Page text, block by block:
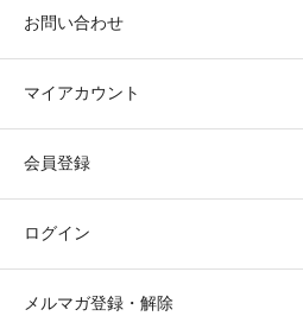
お問い合わせ
マイアカウント
会員登録
ログイン
メルマガ登録・解除